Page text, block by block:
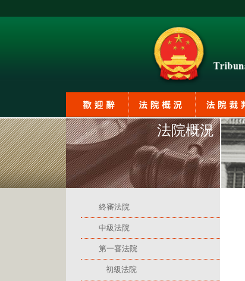
法院概況
終審法院
中級法院
第一審法院
初級法院